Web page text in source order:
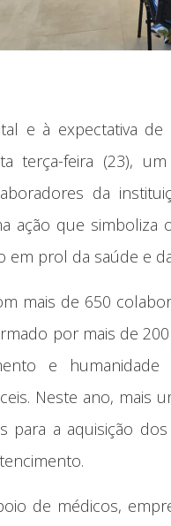
e à expectativa
terça-feira (23),
da
ação que
em prol da saúde e
mais de 650
por mais de
e
Neste ano, mais
para a aquisição
de médicos,